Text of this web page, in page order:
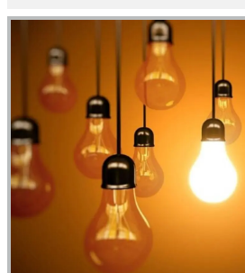
/ نفت صعودی شد + جدول